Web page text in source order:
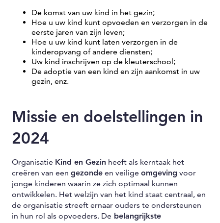
De komst van uw kind in het gezin;
Hoe u uw kind kunt opvoeden en verzorgen in de
eerste jaren van zijn leven;
Hoe u uw kind kunt laten verzorgen in de
kinderopvang of andere diensten;
Uw kind inschrijven op de kleuterschool;
De adoptie van een kind en zijn aankomst in uw
gezin, enz.
Missie en doelstellingen in
2024
Organisatie Kind en Gezin heeft als kerntaak het
creëren van een gezonde en veilige omgeving voor
jonge kinderen waarin ze zich optimaal kunnen
ontwikkelen. Het welzijn van het kind staat centraal, en
de organisatie streeft ernaar ouders te ondersteunen
in hun rol als opvoeders. De belangrijkste